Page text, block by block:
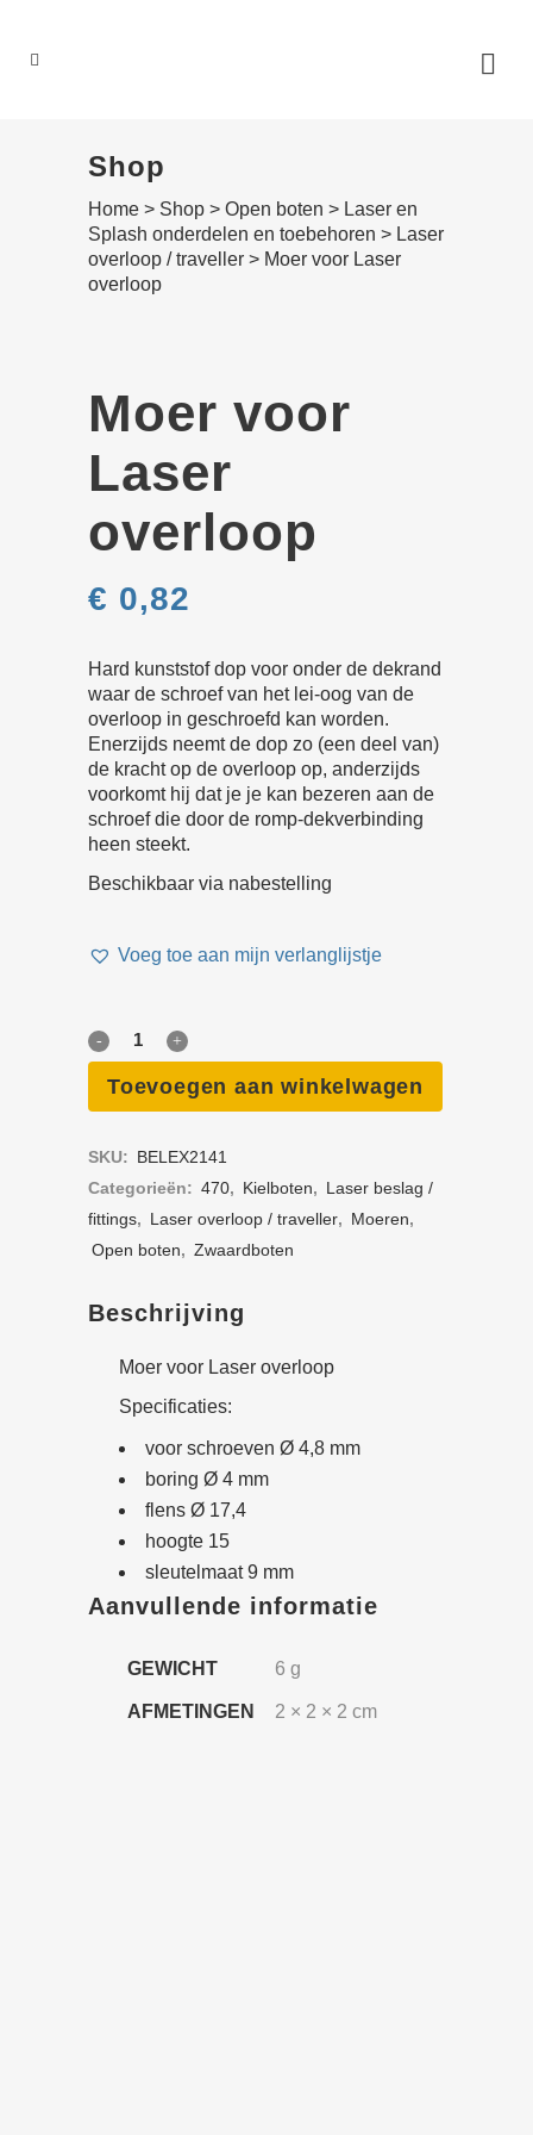
Shop
Home > Shop > Open boten > Laser en
Splash onderdelen en toebehoren > Laser
overloop / traveller > Moer voor Laser
overloop
Moer voor
Laser
overloop
€ 0,82
Hard kunststof dop voor onder de dekrand
waar de schroef van het lei-oog van de
overloop in geschroefd kan worden.
Enerzijds neemt de dop zo (een deel van)
de kracht op de overloop op, anderzijds
voorkomt hij dat je je kan bezeren aan de
schroef die door de romp-dekverbinding
heen steekt.
Beschikbaar via nabestelling
Voeg toe aan mijn verlanglijstje
Moer
voor
quantity
Toevoegen aan winkelwagen
SKU: BELEX2141
Categorieën: 470, Kielboten, Laser beslag /
fittings, Laser overloop / traveller, Moeren,
Open boten, Zwaard­boten
Beschrijving
Moer voor Laser overloop
Specificaties:
voor schroeven Ø 4,8 mm
boring Ø 4 mm
flens Ø 17,4
hoogte 15
sleutelmaat 9 mm
Aanvullende informatie
GEWICHT 6 g
AFMETINGEN 2 × 2 × 2 cm